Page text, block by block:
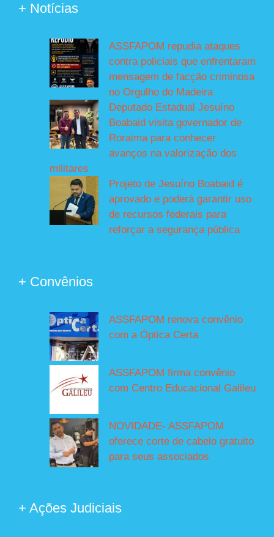
+ Notícias
ASSFAPOM repudia ataques
contra policiais que enfrentaram
mensagem de facção criminosa
no Orgulho do Madeira
Deputado Estadual Jesuíno
Boabaid visita governador de
Roraima para conhecer
avanços na valorização dos
militares
Projeto de Jesuíno Boabaid é
aprovado e poderá garantir uso
de recursos federais para
reforçar a segurança pública
+ Convênios
ASSFAPOM renova convênio
com a Óptica Certa
ASSFAPOM firma convênio
com Centro Educacional Galileu
NOVIDADE- ASSFAPOM
oferece corte de cabelo gratuito
para seus associados
+ Ações Judiciais